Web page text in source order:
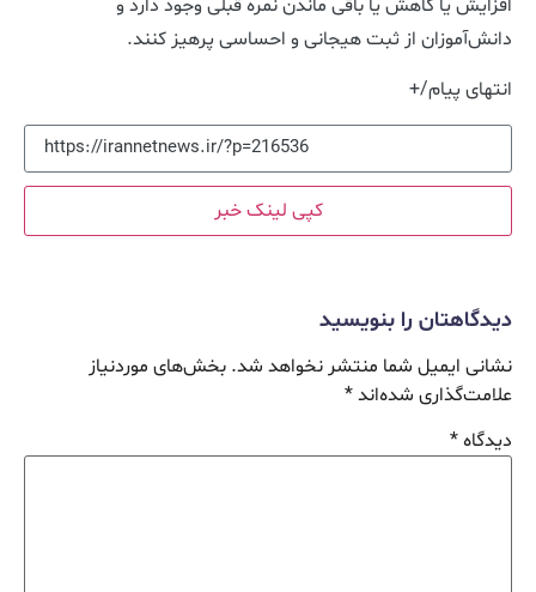
افزایش یا کاهش یا باقی ماندن نمره قبلی وجود دارد و
دانش‌آموزان از ثبت هیجانی و احساسی پرهیز کنند.
انتهای پیام/+
کپی لینک خبر
دیدگاهتان را بنویسید
نشانی ایمیل شما منتشر نخواهد شد. بخش‌های موردنیاز
علامت‌گذاری شده‌اند*
دیدگاه*